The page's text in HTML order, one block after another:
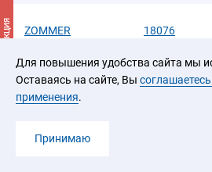
Для повышения удобства сайта мы
Оставаясь на сайте, Вы
применения.
Принимаю
АКЦИЯ ZOMMER 18076
HOLA